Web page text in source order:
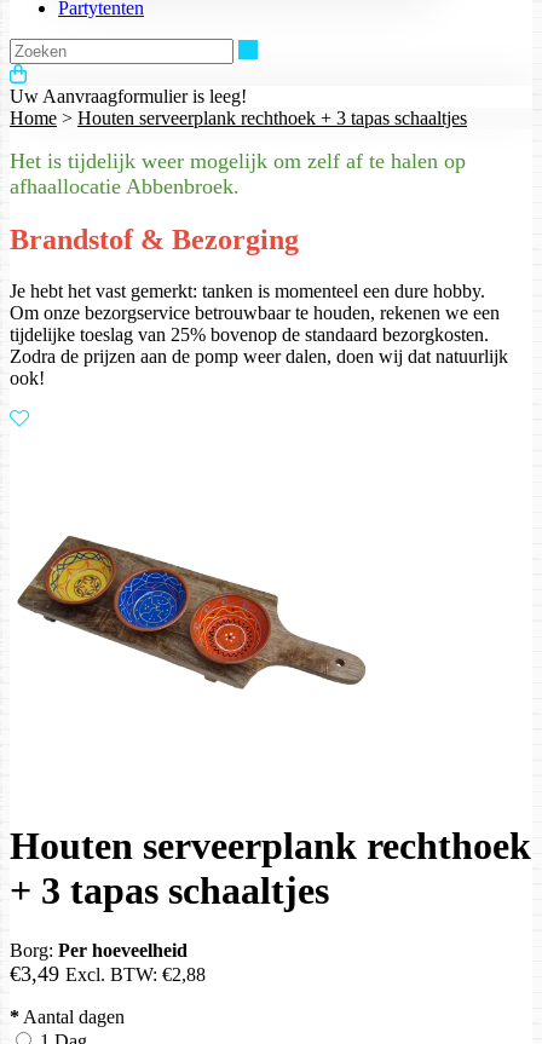
Partytenten
Uw Aanvraagformulier is leeg!
Home > Houten serveerplank rechthoek + 3 tapas schaaltjes
Het is tijdelijk weer mogelijk om zelf af te halen op
afhaallocatie Abbenbroek.
Brandstof & Bezorging
Je hebt het vast gemerkt: tanken is momenteel een dure hobby.
Om onze bezorgservice betrouwbaar te houden, rekenen we een
tijdelijke toeslag van 25% bovenop de standaard bezorgkosten.
Zodra de prijzen aan de pomp weer dalen, doen wij dat natuurlijk
ook!
Houten serveerplank rechthoek
+ 3 tapas schaaltjes
Borg: Per hoeveelheid
€3,49 Excl. BTW: €2,88
* Aantal dagen